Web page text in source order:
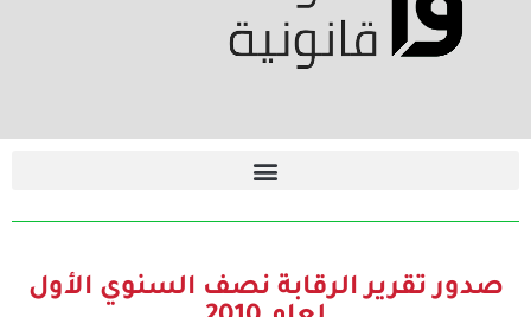
صدور تقرير الرقابة نصف السنوي الأول